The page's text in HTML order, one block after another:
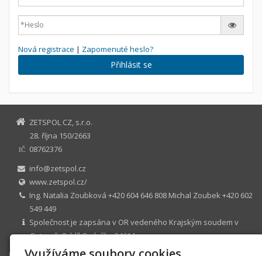
Nová registrace | Zapomenuté heslo?
Přihlásit se
ZETSPOL CZ, s.r.o.
28. října 150/2663
IČ
08762376
info@zetspol.cz
www.zetspol.cz/
Ing. Natalia Zoubková +420 604 646 808 Michal Zoubek +420 602
549 449
Společnost je zapsána v OR vedeného Krajským soudem v
Ostravě. Oddíl C, vložka 24614